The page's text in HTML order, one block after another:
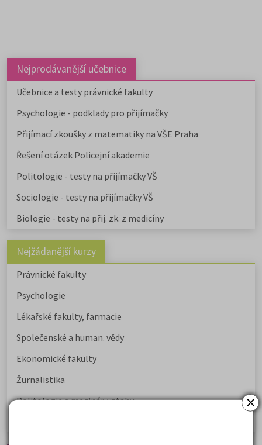
×
Nejprodávanější učebnice
Učebnice a testy právnické fakulty
Psychologie - podklady pro přijímačky
Přijímací zkoušky z matematiky na VŠE Praha
Řešení otázek Policejní akademie
Politologie - testy na přijímačky VŠ
Sociologie - testy na přijímačky VŠ
Biologie - testy na přij. zk. z medicíny
Nejžádanější kurzy
Právnické fakulty
Psychologie
Lékařské fakulty, farmacie
Společenské a human. vědy
Ekonomické fakulty
Žurnalistika
Politologie a mezinár. vztahy